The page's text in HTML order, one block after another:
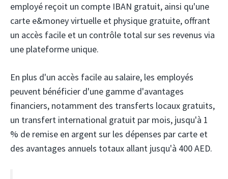
employé reçoit un compte IBAN gratuit, ainsi qu'une
carte e&money virtuelle et physique gratuite, offrant
un accès facile et un contrôle total sur ses revenus via
une plateforme unique.
En plus d'un accès facile au salaire, les employés
peuvent bénéficier d'une gamme d'avantages
financiers, notamment des transferts locaux gratuits,
un transfert international gratuit par mois, jusqu'à 1
% de remise en argent sur les dépenses par carte et
des avantages annuels totaux allant jusqu'à 400 AED.